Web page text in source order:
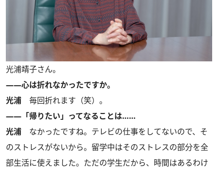
光浦靖子さん。
――心は折れなかったですか。
光浦 毎回折れます（笑）。
――「帰りたい」ってなることは……
光浦 なかったですね。テレビの仕事をしてないので、そ
のストレスがないから。留学中はそのストレスの部分を全
部生活に使えました。ただの学生だから、時間はあるわけ